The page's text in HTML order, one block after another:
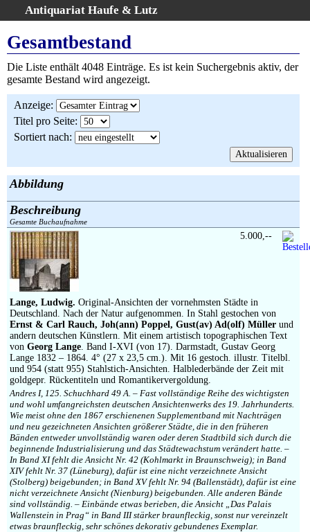
Antiquariat Haufe & Lutz
Home
Gesamtbestand
Kategorien
Schlagwörter
Warenkorb
Widerruf
Über uns
Aktuelle Kataloge
Kontakt
Ankauf
Links
Impressum
Gesamtbestand
Die Liste enthält 4048 Einträge. Es ist kein Suchergebnis aktiv, der
gesamte Bestand wird angezeigt.
Anzeige:
Titel pro Seite:
Sortiert nach:
Abbildung
Beschreibung
Gesamte Buchaufnahme
Lange, Ludwig. Original-Ansichten der vornehmsten Städte in
Deutschland. Nach der Natur aufgenommen. In Stahl gestochen von
Ernst & Carl Rauch, Joh(ann) Poppel, Gust(av) Ad(olf) Müller und
andern deutschen Künstlern. Mit einem artistisch topographischen Text
von Georg Lange. Band I-XVI (von 17). Darmstadt, Gustav Georg
Lange 1832 – 1864. 4° (27 x 23,5 cm.). Mit 16 gestoch. illustr. Titelbl.
und 954 (statt 955) Stahlstich-Ansichten. Halblederbände der Zeit mit
goldgepr. Rückentiteln und Romantikervergoldung.
Andres I, 125. Schuchhard 49 A. – Fast vollständige Reihe des wichtigsten
und wohl umfangreichsten deutschen Ansichtenwerks des 19. Jahrhunderts.
Wie meist ohne den 1867 erschienenen Supplementband mit Nachträgen
und neu gezeichneten Ansichten größerer Städte, die in den früheren
Bänden entweder unvollständig waren oder deren Stadtbild sich durch die
beginnende Industrialisierung und das Städtewachstum verändert hatte. –
In Band XI fehlt die Ansicht Nr. 42 (Kohlmarkt in Braunschweig); in Band
XIV fehlt Nr. 37 (Lüneburg), dafür ist eine nicht verzeichnete Ansicht
(Stolberg) beigebunden; in Band XV fehlt Nr. 94 (Ballenstädt), dafür ist eine
nicht verzeichnete Ansicht (Nienburg) beigebunden. Alle anderen Bände
sind vollständig. – Einbände etwas berieben, die Ansicht „Das Palais
Wallenstein in Prag“ in Band III stärker braunfleckig, sonst nur vereinzelt
etwas braunfleckig, sehr schönes dekorativ gebundenes Exemplar.
5.000,--